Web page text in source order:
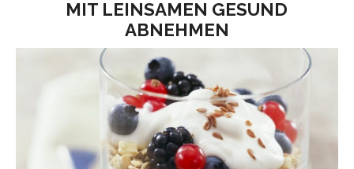
MIT LEINSAMEN GESUND
ABNEHMEN